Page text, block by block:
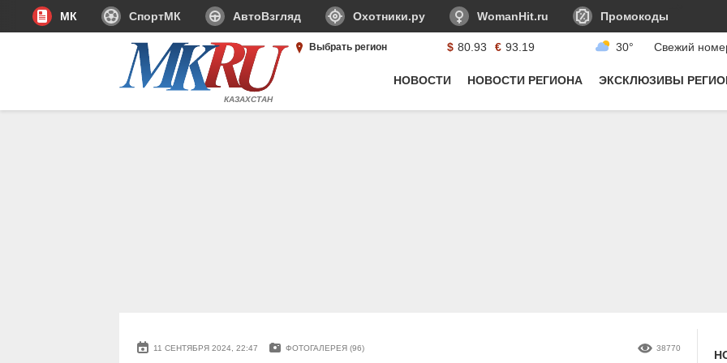
МК СпортМК АвтоВзгляд Охотники.ру WomanHit.ru Промокоды
КАЗАХСТАН
Выбрать регион Курсы валюты:
$ 80.93 € 93.19 30° Свежий
НОВОСТИ
НОВОСТИ РЕГИОНА ЭКСКЛЮЗИВЫ
11 СЕНТЯБРЯ 2024, 22:47 ФОТОГАЛЕРЕЯ (96) 38770